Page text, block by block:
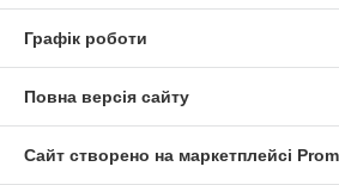
Графік роботи
Повна версія сайту
Сайт створено на маркетплейсі